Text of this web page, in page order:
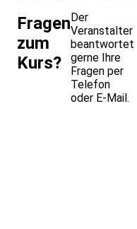
Fragen
zum
Kurs?
Der
Veranstalter
beantwortet
gerne Ihre
Fragen per
Telefon
oder E-Mail.